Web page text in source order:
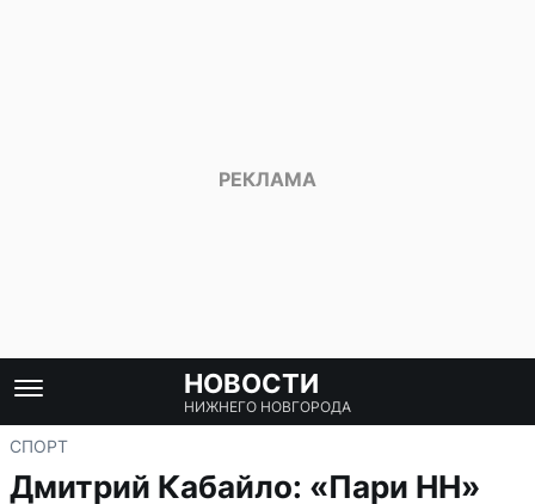
НОВОСТИ
НИЖНЕГО НОВГОРОДА
СПОРТ
Дмитрий Кабайло: «Пари НН»